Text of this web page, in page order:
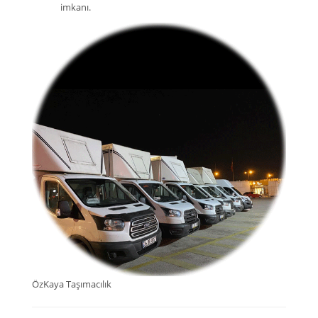
imkanı.
ÖzKaya Taşımacılık